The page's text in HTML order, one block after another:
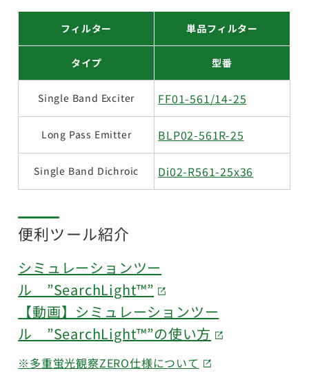
フィルター 単品フィルター
タイプ 型番
Single Band Exciter FF01-561/14-25
Long Pass Emitter BLP02-561R-25
Single Band Dichroic Di02-R561-25x36
便利ツール紹介
シミュレーションツー
ル ”SearchLight™”
【動画】シミュレーションツー
ル ”SearchLight™”の使い方
※多重蛍光観察ZERO仕様について